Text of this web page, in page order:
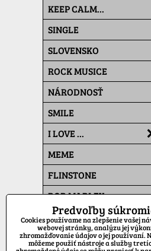
KEEP CALM...
SINGLE
SLOVENSKO
ROCK MUSICE
NÁRODNOSŤ
SMILE
I LOVE ...
MEME
FLINSTONE
BOB MARLEY
THE SIMPSONS
PAT A MAT
Predvoľby
Cookies používame na zlepšenie vašej
webovej stránky, analýzu jej
zhromažďovanie údajov o jej používaní.
môžeme použiť nástroje a služby